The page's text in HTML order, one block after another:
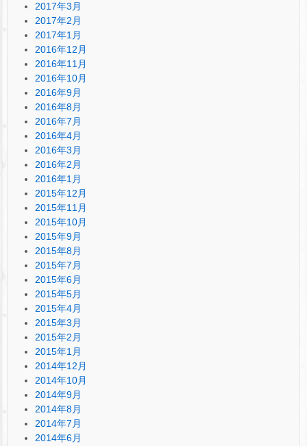
2017年3月
2017年2月
2017年1月
2016年12月
2016年11月
2016年10月
2016年9月
2016年8月
2016年7月
2016年4月
2016年3月
2016年2月
2016年1月
2015年12月
2015年11月
2015年10月
2015年9月
2015年8月
2015年7月
2015年6月
2015年5月
2015年4月
2015年3月
2015年2月
2015年1月
2014年12月
2014年10月
2014年9月
2014年8月
2014年7月
2014年6月